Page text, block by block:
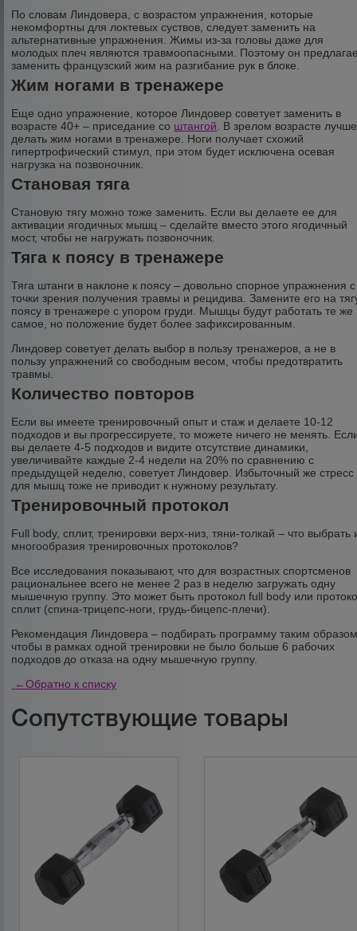
По словам Линдовера, с возрастом упражнения, которые
некомфортны для локтевых суствов, следует заменить на
альтернативные упражнения. Жимы из-за головы даже для
молодых плеч являются травмоопасными. Поэтому он
заменить французский жим на разгибание рук в блоке.
Жим ногами в тренажере
Еще одно упражнение, которое Линдовер советует заменить в
возрасте 40+ – приседание со штангой . В зрелом возрасте лучше
делать жим ногами в тренажере. Ноги получает схожий
гипертрофический стимул, при этом будет исключена осевая
нагрузка на позвоночник.
Становая тяга
Становую тягу можно тоже заменить. Если вы делаете ее для
активации ягодичных мышц – сделайте вместо этого ягодичный
мост, чтобы не нагружать позвоночник.
Тяга к поясу в тренажере
Тяга штанги в наклоне к поясу – довольно спорное упражнения с
точки зрения получения травмы и рецидива. Замените его на
поясу в тренажере с упором груди. Мышцы будут работать те же
самое, но положение будет более зафиксированным.
Линдовер советует делать выбор в пользу тренажеров, а не в
пользу упражнений со свободным весом, чтобы предотвратить
травмы.
Количество повторов
Если вы имеете тренировочный опыт и стаж и делаете 10-12
подходов и вы прогрессируете, то можете ничего не менять.
вы делаете 4-5 подходов и видите отсутствие динамики,
увеличивайте каждые 2-4 недели на 20% по сравнению с
предыдущей неделю, советует Линдовер. Избыточный же стресс
для мышц тоже не приводит к нужному результату.
Тренировочный протокол
Full body, сплит, тренировки верх-низ, тяни-толкай – что выбрать
многообразия тренировочных протоколов?
Все исследования показывают, что для возрастных спортсменов
рациональнее всего не менее 2 раз в неделю загружать одну
мышечную группу. Это может быть протокол full body или
сплит (спина-трицепс-ноги, грудь-бицепс-плечи).
Рекомендация Линдовера – подбирать программу таким
чтобы в рамках одной тренировки не было больше 6 рабочих
подходов до отказа на одну мышечную группу.
←Обратно к списку
Сопутствующие товары